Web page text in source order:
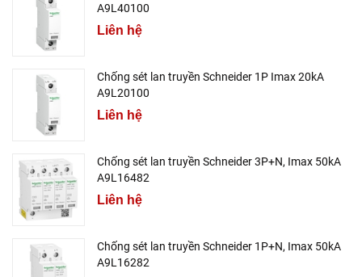
A9L40100
Liên hệ
Chống sét lan truyền Schneider 1P Imax 20kA
A9L20100
Liên hệ
Chống sét lan truyền Schneider 3P+N, Imax 50kA
A9L16482
Liên hệ
Chống sét lan truyền Schneider 1P+N, Imax 50kA
A9L16282